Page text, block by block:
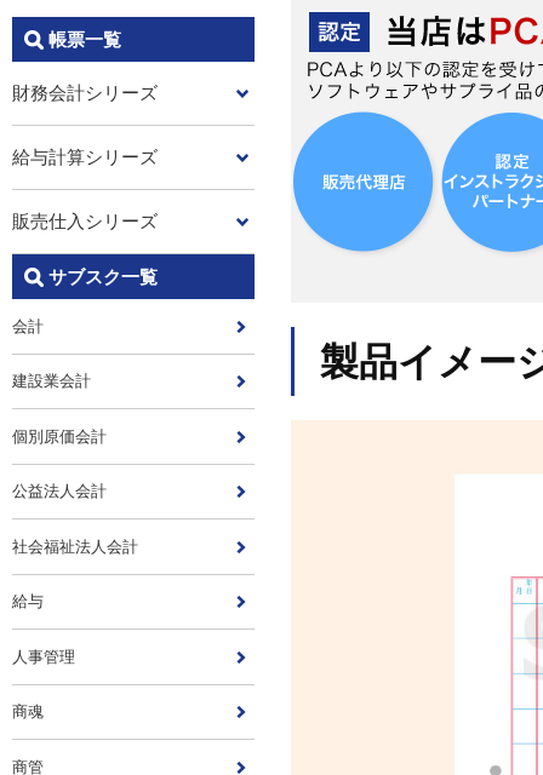
帳票一覧
財務会計シリーズ
給与計算シリーズ
販売仕入シリーズ
サブスク一覧
会計
建設業会計
個別原価会計
公益法人会計
社会福祉法人会計
給与
人事管理
商魂
商管
製品イメー